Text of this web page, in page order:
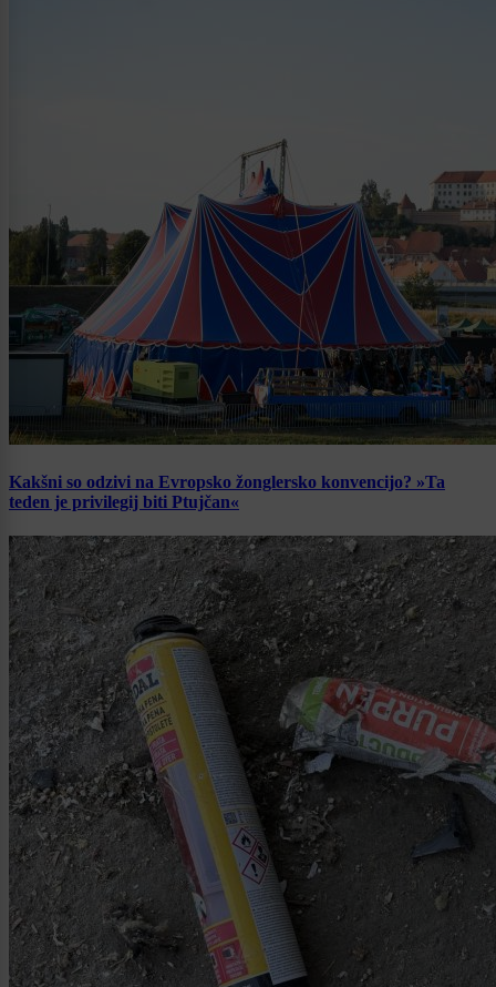
Kakšni so odzivi na Evropsko žonglersko konvencijo? »Ta
teden je privilegij biti Ptujčan«